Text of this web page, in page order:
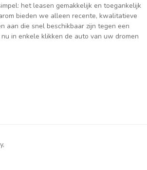
het leasen gemakkelijk en toegankelijk
bieden we alleen recente, kwalitatieve
aan die snel beschikbaar zijn tegen een
in enkele klikken de auto van uw dromen